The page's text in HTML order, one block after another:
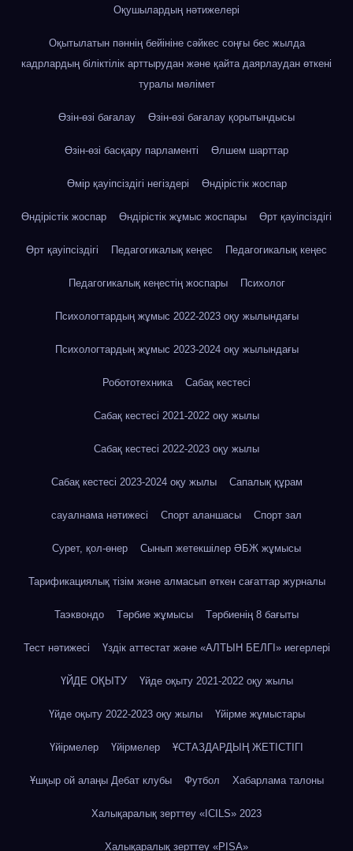
Оқушылардың нәтижелері
Оқытылатын пәннің бейініне сәйкес соңғы бес жылда
кадрлардың біліктілік арттырудан және қайта даярлаудан өткені
туралы мәлімет
Өзін-өзі бағалау Өзін-өзі бағалау қорытындысы
Өзін-өзі басқару парламенті Өлшем шарттар
Өмір қауіпсіздігі негіздері Өндірістік жоспар
Өндірістік жоспар Өндірістік жұмыс жоспары Өрт қауіпсіздігі
Өрт қауіпсіздігі Педагогикалық кеңес Педагогикалық кеңес
Педагогикалық кеңестің жоспары Психолог
Психологтардың жұмыс 2022-2023 оқу жылындағы
Психологтардың жұмыс 2023-2024 оқу жылындағы
Робототехника Сабақ кестесі
Сабақ кестесі 2021-2022 оқу жылы
Сабақ кестесі 2022-2023 оқу жылы
Сабақ кестесі 2023-2024 оқу жылы Сапалық құрам
сауалнама нәтижесі Спорт аланшасы Спорт зал
Сурет, қол-өнер Сынып жетекшілер ӘБЖ жұмысы
Тарификациялық тізім және алмасып өткен сағаттар журналы
Таэквондо Тәрбие жұмысы Тәрбиенің 8 бағыты
Тест нәтижесі Үздік аттестат және «АЛТЫН БЕЛГІ» иегерлері
ҮЙДЕ ОҚЫТУ Үйде оқыту 2021-2022 оқу жылы
Үйде оқыту 2022-2023 оқу жылы Үйірме жұмыстары
Үйірмелер Үйірмелер ҰСТАЗДАРДЫҢ ЖЕТІСТІГІ
Ұшқыр ой алаңы Дебат клубы Футбол Хабарлама талоны
Халықаралық зерттеу «IСILS» 2023
Халықаралық зерттеу «PISA»